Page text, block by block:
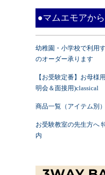
●マムエモアから
幼稚園・小学校で利用
のオーダー承ります
【お受験定番】お母様
明会＆面接用)classical
商品一覧（アイテム別）
お受験教室の先生方へ
内